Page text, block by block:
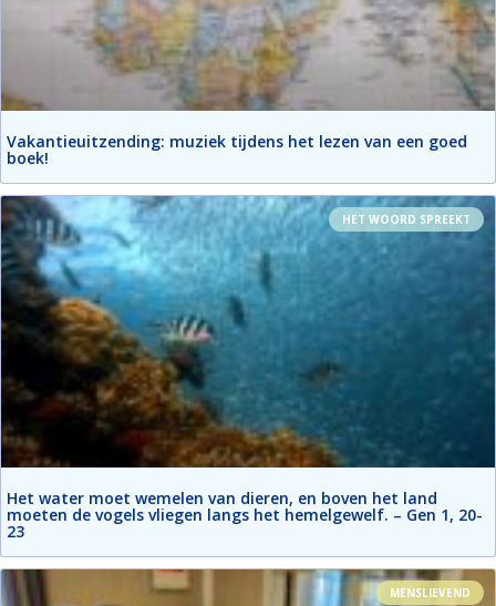
Vakantieuitzending: muziek tijdens het lezen van een goed
boek!
HET WOORD SPREEKT
Het water moet wemelen van dieren, en boven het land
moeten de vogels vliegen langs het hemelgewelf. – Gen 1, 20-
23
MENSLIEVEND